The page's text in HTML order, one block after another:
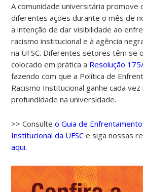
A comunidade universitária promove
diferentes ações durante o mês de
a intenção de dar visibilidade ao
racismo institucional e à agência
na UFSC. Diferentes setores têm se
colocado em prática a Resolução
fazendo com que a Política de
Racismo Institucional ganhe cada vez
profundidade na universidade.
>> Consulteo Guia de
Institucional da UFSC e siga nossas
aqui.
00:00
02:00
03:00